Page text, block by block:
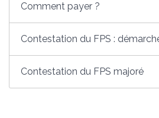
Comment payer ?
Contestation du FPS :
Contestation du FPS majoré